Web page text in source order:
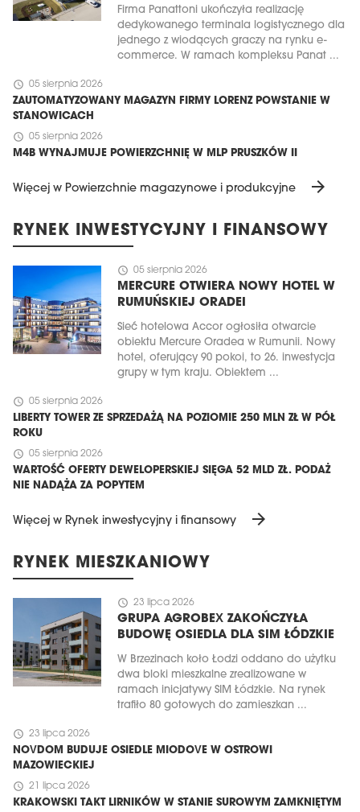
Firma Panattoni ukończyła realizację
dedykowanego terminala logistycznego dla
jednego z wiodących graczy na rynku e-
commerce. W ramach kompleksu Panat ...
schedule 05 sierpnia 2026
ZAUTOMATYZOWANY MAGAZYN FIRMY LORENZ POWSTANIE W
STANOWICACH
schedule 05 sierpnia 2026
M4B WYNAJMUJE POWIERZCHNIĘ W MLP PRUSZKÓW II
Więcej w Powierzchnie magazynowe i produkcyjne arrow_forward
RYNEK INWESTYCYJNY I FINANSOWY
schedule 05 sierpnia 2026
MERCURE OTWIERA NOWY HOTEL W
RUMUŃSKIEJ ORADEI
Sieć hotelowa Accor ogłosiła otwarcie
obiektu Mercure Oradea w Rumunii. Nowy
hotel, oferujący 90 pokoi, to 26. inwestycja
grupy w tym kraju. Obiektem ...
schedule 05 sierpnia 2026
LIBERTY TOWER ZE SPRZEDAŻĄ NA POZIOMIE 250 MLN ZŁ W PÓŁ
ROKU
schedule 05 sierpnia 2026
WARTOŚĆ OFERTY DEWELOPERSKIEJ SIĘGA 52 MLD ZŁ. PODAŻ
NIE NADĄŻA ZA POPYTEM
Więcej w Rynek inwestycyjny i finansowy arrow_forward
RYNEK MIESZKANIOWY
schedule 23 lipca 2026
GRUPA AGROBEX ZAKOŃCZYŁA
BUDOWĘ OSIEDLA DLA SIM ŁÓDZKIE
W Brzezinach koło Łodzi oddano do użytku
dwa bloki mieszkalne zrealizowane w
ramach inicjatywy SIM Łódzkie. Na rynek
trafiło 80 gotowych do zamieszkan ...
schedule 23 lipca 2026
NOVDOM BUDUJE OSIEDLE MIODOVE W OSTROWI
MAZOWIECKIEJ
schedule 21 lipca 2026
KRAKOWSKI TAKT LIRNIKÓW W STANIE SUROWYM ZAMKNIĘTYM